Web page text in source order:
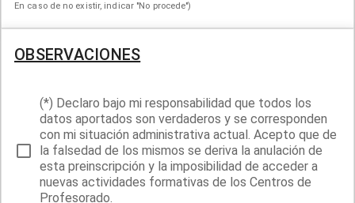
En caso de no existir, indicar "No procede")
OBSERVACIONES
(*) Declaro bajo mi responsabilidad que todos los
datos aportados son verdaderos y se corresponden
con mi situación administrativa actual. Acepto que de
la falsedad de los mismos se deriva la anulación de
esta preinscripción y la imposibilidad de acceder a
nuevas actividades formativas de los Centros de
Profesorado.